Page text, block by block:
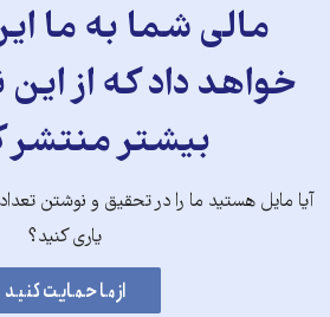
مالی شما به ما
خواهد داد که از
بیشتر منتشر
آیا مایل هستید ما را در تحقیق و نوشتن
یاری کنید؟